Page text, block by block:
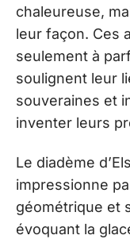
chaleureuse,
leur façon. Ces
seulement à
soulignent leur
souveraines et
inventer leurs
Le diadème
impressionne
géométrique et
évoquant la